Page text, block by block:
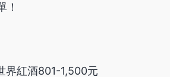
！
界紅酒801-1,500元